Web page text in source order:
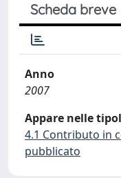
Scheda breve
Anno
2007
Appare nelle
4.1 Contributo in
pubblicato